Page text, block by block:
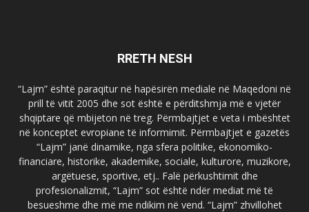
RRETH NESH
“Lajm” është paraqitur në hapësirën mediale në Maqedoni në
prill të vitit 2005 dhe sot është e përditshmja më e vjetër
shqiptare që mbijeton në treg. Përmbajtjet e veta i mbështet
në konceptet evropiane të informimit. Përmbajtjet e gazetës
“Lajm” janë dinamike, nga sfera politike, ekonomiko-
financiare, historike, akademike, sociale, kulturore, muzikore,
argëtuese, sportive, etj.. Falë përkushtimit dhe
profesionalizmit, “Lajm” sot është ndër mediat më të
besueshme dhe më me ndikim në vend. “Lajm” zhvillohet